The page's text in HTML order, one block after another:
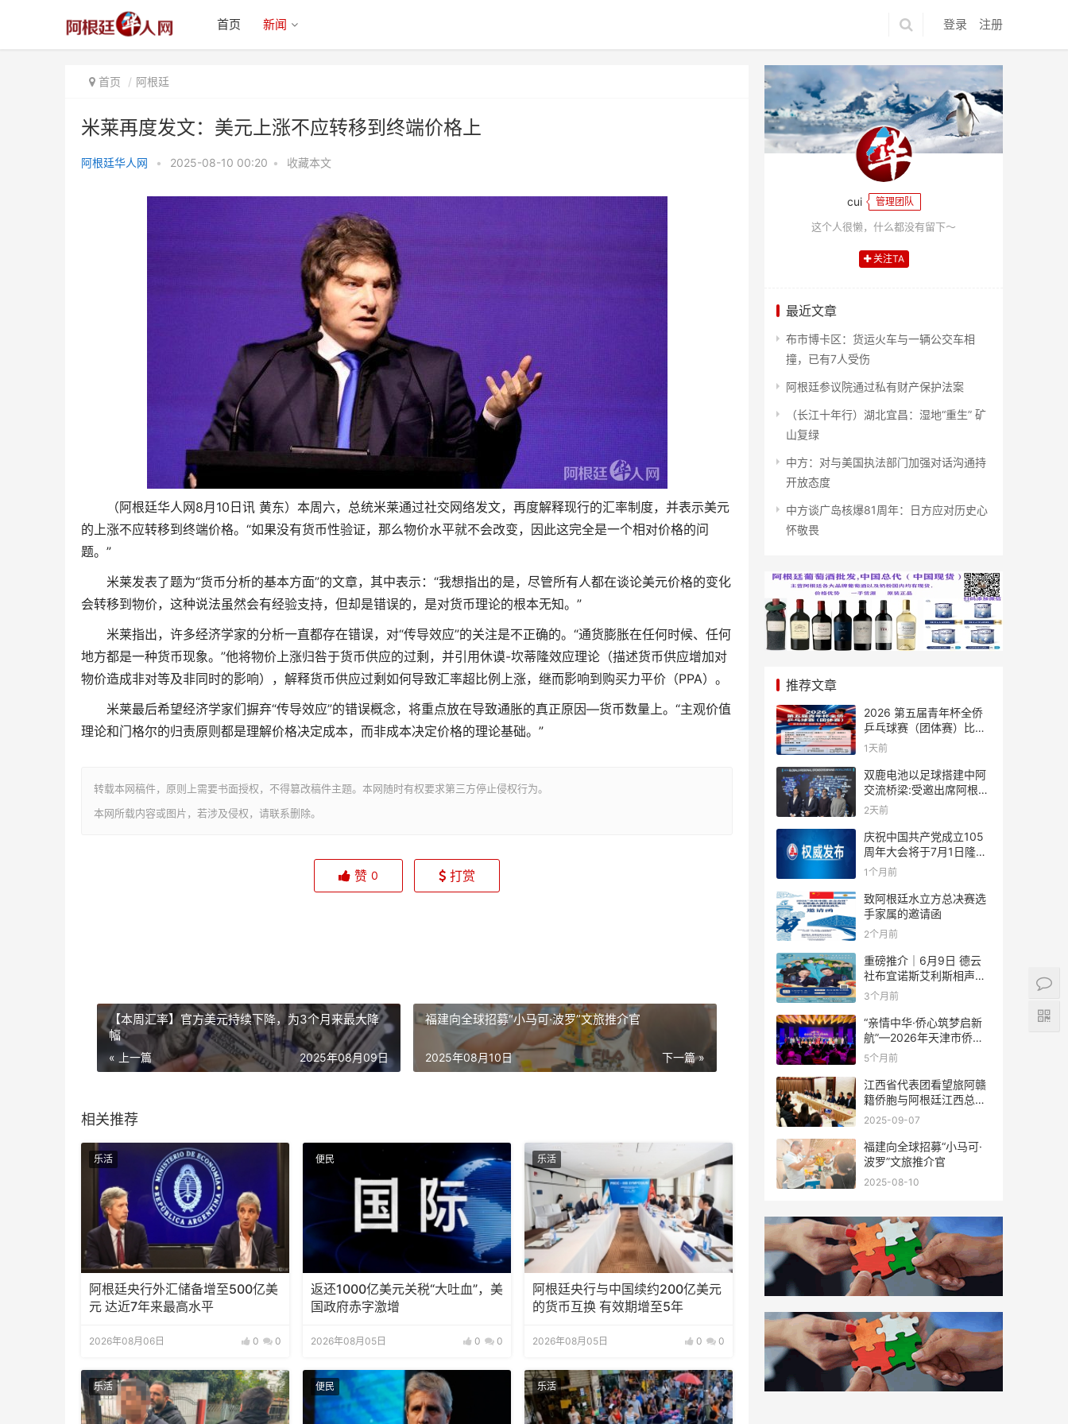
登录 注册
首页 新闻
首页 阿根廷
米莱再度发文：美元上涨不应转移到终端价格上
阿根廷华人网 • 2025-08-10 00:20 • 收藏本文
（阿根廷华人网8月10日讯 黄东）本周六，总统米莱通过社交网络发文，再度解释现行的汇率制度，并表示美元
的上涨不应转移到终端价格。“如果没有货币性验证，那么物价水平就不会改变，因此这完全是一个相对价格的问
题。”
米莱发表了题为“货币分析的基本方面”的文章，其中表示：“我想指出的是，尽管所有人都在谈论美元价格的变化
会转移到物价，这种说法虽然会有经验支持，但却是错误的，是对货币理论的根本无知。”
米莱指出，许多经济学家的分析一直都存在错误，对“传导效应”的关注是不正确的。“通货膨胀在任何时候、任何
地方都是一种货币现象。”他将物价上涨归咎于货币供应的过剩，并引用休谟-坎蒂隆效应理论（描述货币供应增加对
物价造成非对等及非同时的影响），解释货币供应过剩如何导致汇率超比例上涨，继而影响到购买力平价（PPA）。
米莱最后希望经济学家们摒弃“传导效应”的错误概念，将重点放在导致通胀的真正原因—货币数量上。“主观价值
理论和门格尔的归责原则都是理解价格决定成本，而非成本决定价格的理论基础。”
转载本网稿件，原则上需要书面授权，不得篡改稿件主题。本网随时有权要求第三方停止侵权行为。
本网所载内容或图片，若涉及侵权，请联系删除。
赞 0 打赏
【本周汇率】官方美元持续下降，为3个月来最大降
幅
« 上一篇 2025年08月09日
福建向全球招募“小马可·波罗”文旅推介官
下一篇 »
2025年08月10日
相关推荐
乐活
阿根廷央行外汇储备增至500亿美
元 达近7年来最高水平
2026年08月06日 0 0
便民
返还1000亿美元关税“大吐血”，美
国政府赤字激增
2026年08月05日 0 0
乐活
阿根廷央行与中国续约200亿美元
的货币互换 有效期增至5年
2026年08月05日 0 0
乐活 便民 乐活
cui 管理团队
这个人很懒，什么都没有留下～
关注TA
最近文章
布市博卡区：货运火车与一辆公交车相
撞，已有7人受伤
阿根廷参议院通过私有财产保护法案
（长江十年行）湖北宜昌：湿地“重生” 矿
山复绿
中方：对与美国执法部门加强对话沟通持
开放态度
中方谈广岛核爆81周年：日方应对历史心
怀敬畏
推荐文章
2026 第五届青年杯全侨
乒乓球赛（团体赛）比赛
规则
1天前
双鹿电池以足球搭建中阿
交流桥梁:受邀出席阿根廷
足协赞助商招待会！
2天前
庆祝中国共产党成立105
周年大会将于7月1日隆重
举行
1个月前
致阿根廷水立方总决赛选
手家属的邀请函
2个月前
重磅推介｜6月9日 德云
社布宜诺斯艾利斯相声专
场！国风曲艺邂逅南美风
结！
3个月前
“亲情中华·侨心筑梦启新
航”—2026年天津市侨界
新春联谊活动成功举办
5个月前
江西省代表团看望旅阿赣
籍侨胞与阿根廷江西总商
会座谈
2025-09-07
福建向全球招募“小马可·
波罗”文旅推介官
2025-08-10